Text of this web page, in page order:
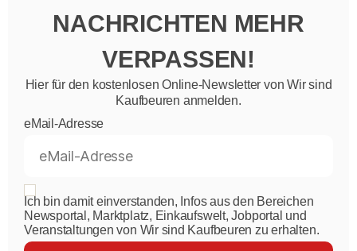
NACHRICHTEN MEHR
VERPASSEN!
Hier für den kostenlosen Online-Newsletter von Wir sind
Kaufbeuren anmelden.
eMail-Adresse
Ich bin damit einverstanden, Infos aus den Bereichen
Newsportal, Marktplatz, Einkaufswelt, Jobportal und
Veranstaltungen von Wir sind Kaufbeuren zu erhalten.